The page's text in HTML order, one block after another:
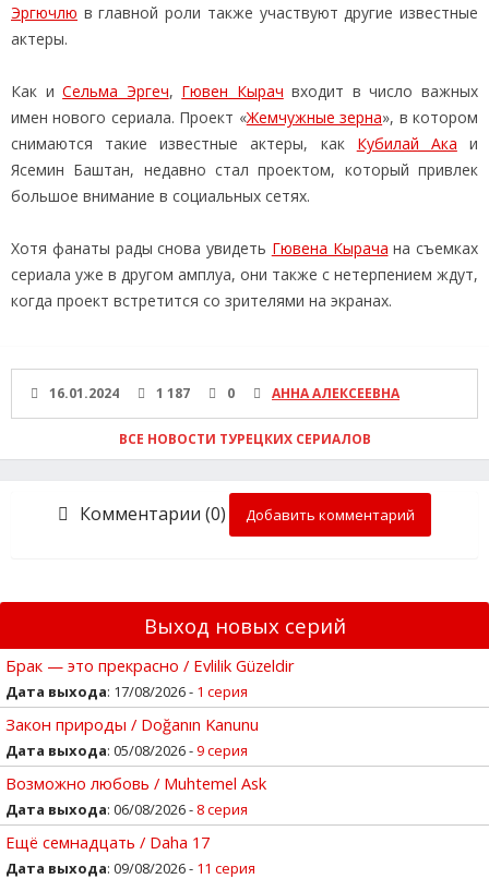
Эргючлю в главной роли также участвуют другие известные
актеры.
Как иСельма Эргеч, Гювен Кырач входит в число важных
имен нового сериала. Проект «Жемчужные зерна», в котором
снимаются такие известные актеры, как Кубилай Ака и
Ясемин Баштан, недавно стал проектом, который привлек
большое внимание в социальных сетях.
Хотя фанаты рады снова увидеть Гювена Кырача на съемках
сериала уже в другом амплуа, они также с нетерпением ждут,
когда проект встретится со зрителями на экранах.
16.01.2024 1 187 0 АННА АЛЕКСЕЕВНА
ВСЕ НОВОСТИ ТУРЕЦКИХ СЕРИАЛОВ
Комментарии (0) Добавить комментарий
Выход новых серий
Брак — это прекрасно / Evlilik Güzeldir
Дата выхода: 17/08/2026 - 1 серия
Закон природы / Doğanın Kanunu
Дата выхода: 05/08/2026 -9 серия
Возможно любовь / Muhtemel Ask
Дата выхода: 06/08/2026 - 8 серия
Ещё семнадцать / Daha 17
Дата выхода: 09/08/2026 - 11 серия